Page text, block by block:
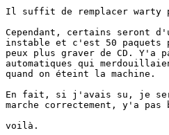
Il suffit de remplacer warty
Cependant, certains seront
instable et c'est 50 paquets
peux plus graver de CD. Y'a
automatiques qui
quand on éteint la machine.
En fait, si j'avais su, je
marche correctement, y'a
voilà.